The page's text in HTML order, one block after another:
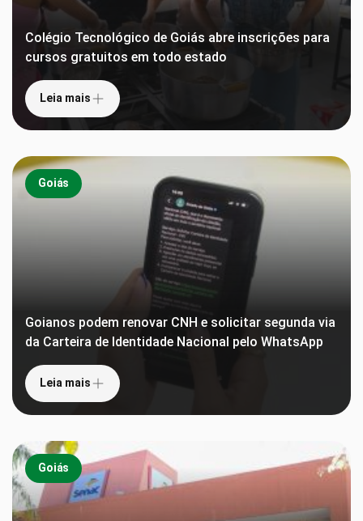
Colégio Tecnológico de Goiás abre inscrições para
cursos gratuitos em todo estado
Leia mais
Goiás
Goianos podem renovar CNH e solicitar segunda via
da Carteira de Identidade Nacional pelo WhatsApp
Leia mais
Goiás